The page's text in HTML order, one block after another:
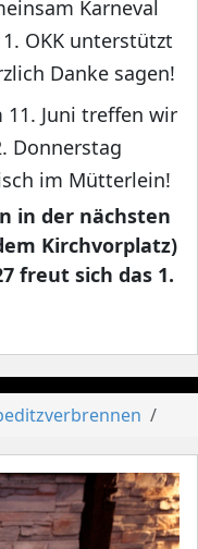
Karneval
OKK unterstützt
Danke sagen!
11. Juni treffen wir
Donnerstag
im Mütterlein!
in der nächsten
Kirchvorplatz)
freut sich das 1.